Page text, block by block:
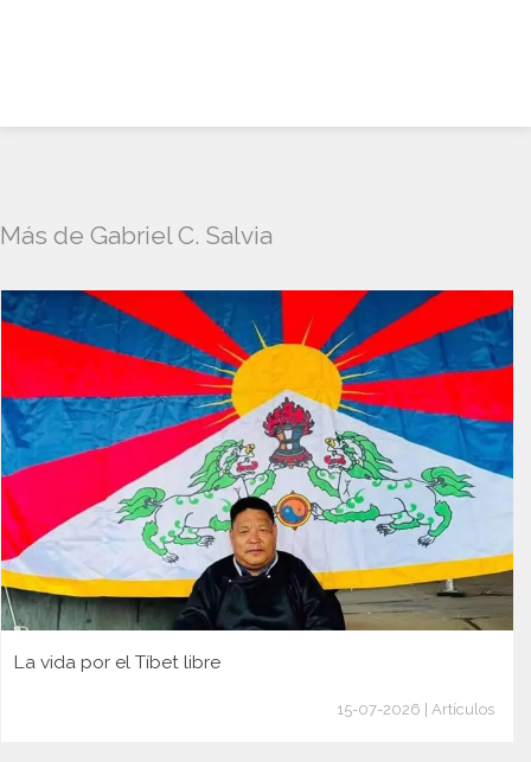
Más de Gabriel C. Salvia
La vida por el Tíbet libre
15-07-2026 | Artículos